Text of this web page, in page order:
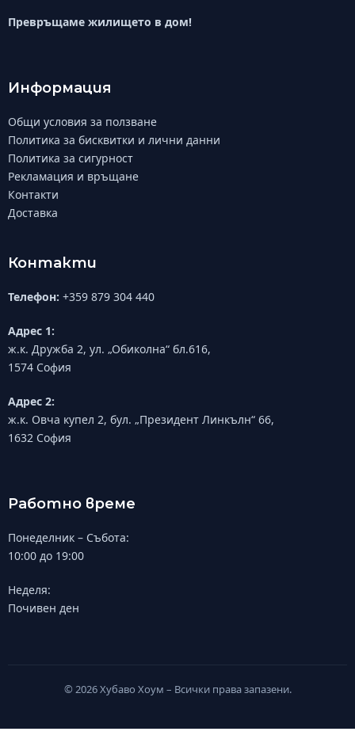
Превръщаме жилището в дом!
Информация
Общи условия за ползване
Политика за бисквитки и лични данни
Политика за сигурност
Рекламация и връщане
Контакти
Доставка
Контакти
Телефон: +359 879 304 440
Адрес 1:
ж.к. Дружба 2, ул. „Обиколна“ бл.616,
1574 София
Адрес 2:
ж.к. Овча купел 2, бул. „Президент Линкълн“ 66,
1632 София
Работно време
Понеделник – Събота:
10:00 до 19:00
Неделя:
Почивен ден
© 2026 Хубаво Хоум – Всички права запазени.